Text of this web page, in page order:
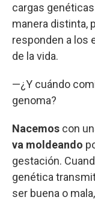
cargas
manera distinta,
responden a los
de la vida.
—¿Y cuándo
genoma?
Nacemos con
va moldeando
gestación.
genética
ser buena o